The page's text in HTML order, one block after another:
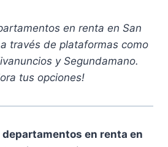
en renta en San
través de plataformas como
y Segundamano.
tus opciones!
departamentos en renta en